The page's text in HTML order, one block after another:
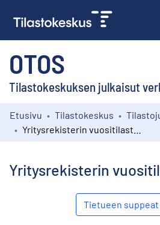
OTOS
Tilastokeskuksen julkaisut
Kokoelmat
Etusivu Tilastokeskus
Yritysrekisterin
Tietueen